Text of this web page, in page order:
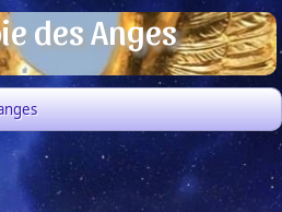
des Anges